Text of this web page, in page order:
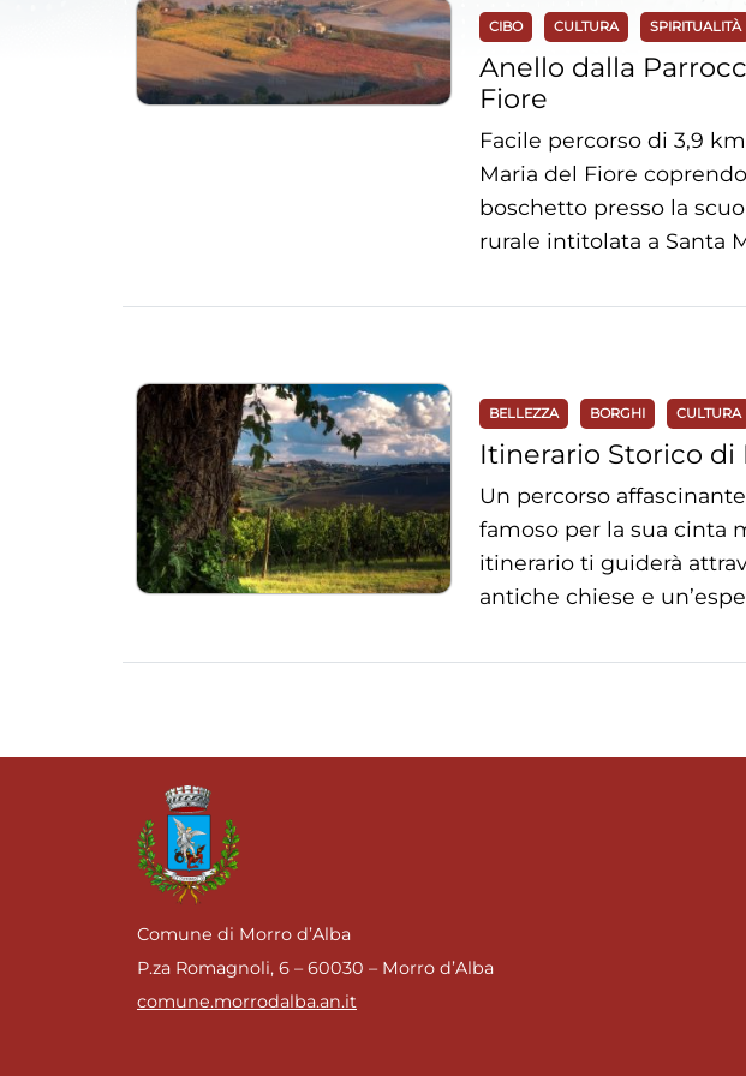
CIBO CULTURA SPIRITUALITÀ
Anello dalla
Fiore
Facile percorso di 3,9
Maria del Fiore
boschetto presso la
rurale intitolata a Santa
BELLEZZA BORGHI CULTURA
Itinerario Storico di
Un percorso
famoso per la sua cinta
itinerario ti guiderà
antiche chiese e
Comune di Morro d’Alba
P.za Romagnoli, 6 – 60030 – Morro d’Alba
comune.morrodalba.an.it